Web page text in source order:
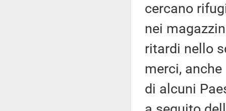
cercano
nei
ritardi nello
merci,
di alcuni